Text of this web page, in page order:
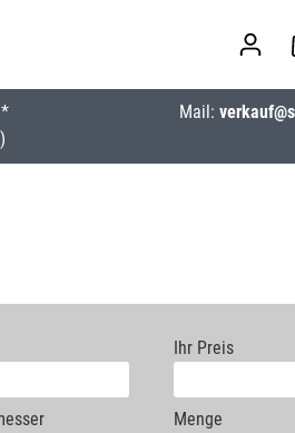
Mail:
Ihr Preis
Menge